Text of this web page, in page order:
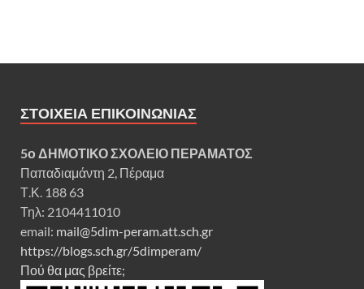
ΣΤΟΙΧΕΊΑ ΕΠΙΚΟΙΝΩΝΊΑΣ
5ο ΔΗΜΟΤΙΚΟ ΣΧΟΛΕΙΟ ΠΕΡΑΜΑΤΟΣ
Παπαδιαμάντη 2, Πέραμα
Τ.Κ. 188 63
Τηλ: 2104411010
email: mail@5dim-peram.att.sch.gr
https://blogs.sch.gr/5dimperam/
Πού θα μας βρείτε;